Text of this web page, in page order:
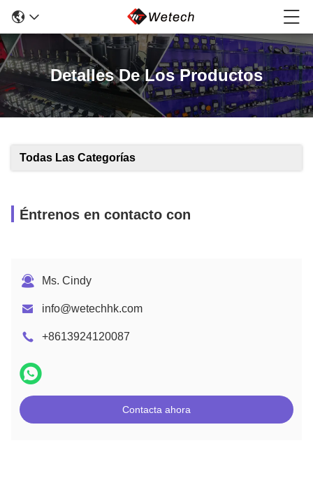
Detalles De Los Productos
Todas Las Categorías
Éntrenos en contacto con
Ms. Cindy
info@wetechhk.com
+8613924120087
Contacta ahora